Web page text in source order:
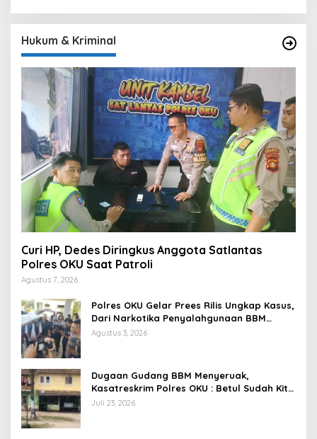
Hukum & Kriminal
Curi HP, Dedes Diringkus Anggota Satlantas
Polres OKU Saat Patroli
Agustus 7, 2026
Polres OKU Gelar Prees Rilis Ungkap Kasus,
Dari Narkotika Penyalahgunaan BBM
Hingga Kasus Korupsi
Agustus 3, 2026
Dugaan Gudang BBM Menyeruak,
Kasatreskrim Polres OKU : Betul Sudah Kita
Pasang Police Line
Juli 23, 2026